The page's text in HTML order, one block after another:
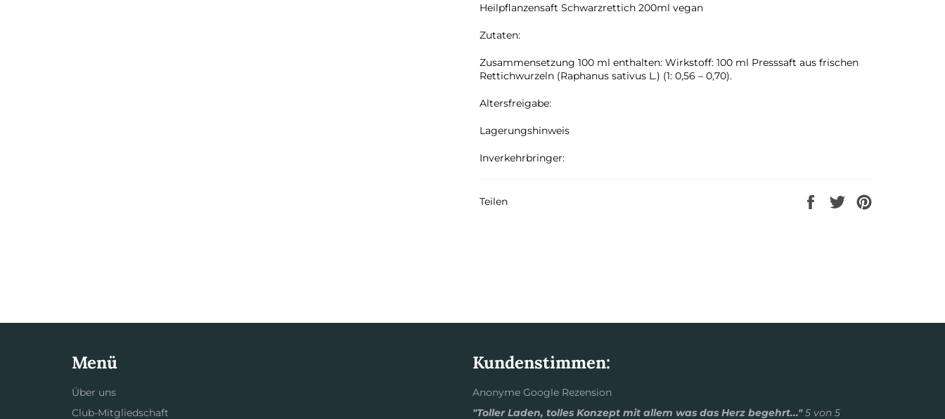
Heilpflanzensaft Schwarzrettich 200ml vegan
Zutaten:
Zusammensetzung 100 ml enthalten: Wirkstoff: 100 ml Presssaft aus frischen
Rettichwurzeln (Raphanus sativus L.) (1: 0,56 – 0,70).
Altersfreigabe:
Lagerungshinweis
Inverkehrbringer:
Teilen
Auf
Facebook
Auf
Twitter
Menü
Über uns
Club-Mitgliedschaft
Kundenstimmen:
Anonyme Google Rezension
"Toller Laden, tolles Konzept mit allem was das Herz begehrt..."5 von 5